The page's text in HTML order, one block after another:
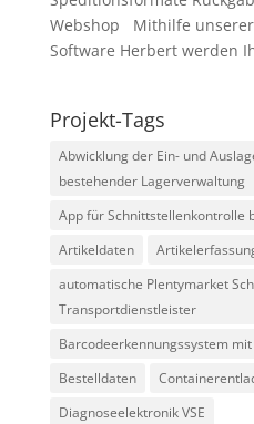
Webshop Mithilfe
Software Herbert werden
Projekt-Tags
Abwicklung der Ein- und
bestehender Lagerverwaltung
App für Schnittstellenkontrolle
Artikeldaten
automatische Plentymarket
Transportdienstleister
Barcodeerkennungssystem
Bestelldaten
Diagnoseelektronik VSE